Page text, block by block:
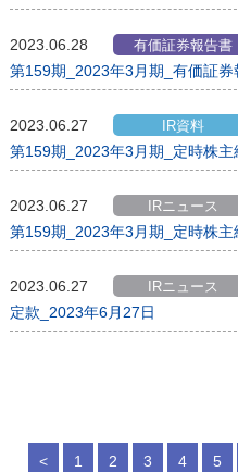
2023.06.28 有価証券報告書
第159期_2023年3月期_有価証券
2023.06.27 IR資料
第159期_2023年3月期_定時株
2023.06.27 IRニュース
第159期_2023年3月期_定時株主
2023.06.27 IRニュース
定款_2023年6月27日
< 1 2 3 4 5